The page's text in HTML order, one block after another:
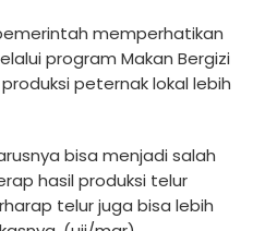
memperhatikan
program Makan Bergizi
peternak lokal lebih
bisa menjadi salah
hasil produksi telur
telur juga bisa lebih